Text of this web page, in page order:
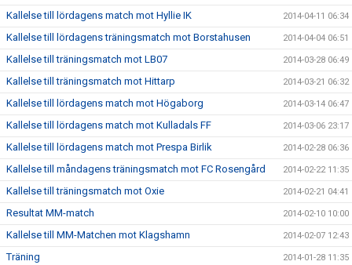
Kallelse till lördagens match mot Hyllie IK 2014-04-11 06:34
Kallelse till lördagens träningsmatch mot Borstahusen 2014-04-04 06:51
Kallelse till träningsmatch mot LB07 2014-03-28 06:49
Kallelse till träningsmatch mot Hittarp 2014-03-21 06:32
Kallelse till lördagens match mot Högaborg 2014-03-14 06:47
Kallelse till lördagens match mot Kulladals FF 2014-03-06 23:17
Kallelse till lördagens match mot Prespa Birlik 2014-02-28 06:36
Kallelse till måndagens träningsmatch mot FC Rosengård 2014-02-22 11:35
Kallelse till träningsmatch mot Oxie 2014-02-21 04:41
Resultat MM-match 2014-02-10 10:00
Kallelse till MM-Matchen mot Klagshamn 2014-02-07 12:43
Träning 2014-01-28 11:35